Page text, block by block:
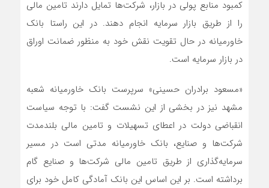
کمبود منابع پولی در بازار، شرکت‌ها تمایل دارند تامین مالی
را از طریق بازار سرمایه انجام دهند. در این راستا بانک
خاورمیانه در حال تقویت نقش خود به منظور ضمانت اوراق
در بازار سرمایه است.
«مسعود برادران حسینی» سرپرست بانک خاورمیانه شعبه
مشهد نیز در بخشی از این نشست گفت: با توجه سیاست
انقباضی دولت در اعطای تسهیلات و تامین مالی بلندمدت
شرکت‌ها و صنایع، بانک خاورمیانه مدتی است در مسیر
سرمایه‌گذاری از طریق تامین مالی شرکت‌ها و صنایع گام
برداشته است. بر این اساس این بانک آمادگی کامل خود برای